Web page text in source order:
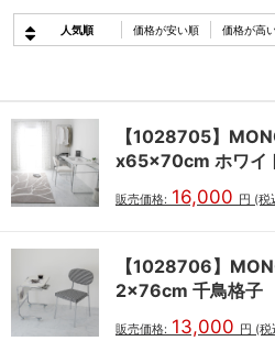
人気順 価格が安い順 価格が高
【1028705】
x65x70cm ホワイ
販売価格: 16,000 円 (税
【1028706】
2x76cm 千鳥格子
販売価格: 13,000 円 (税